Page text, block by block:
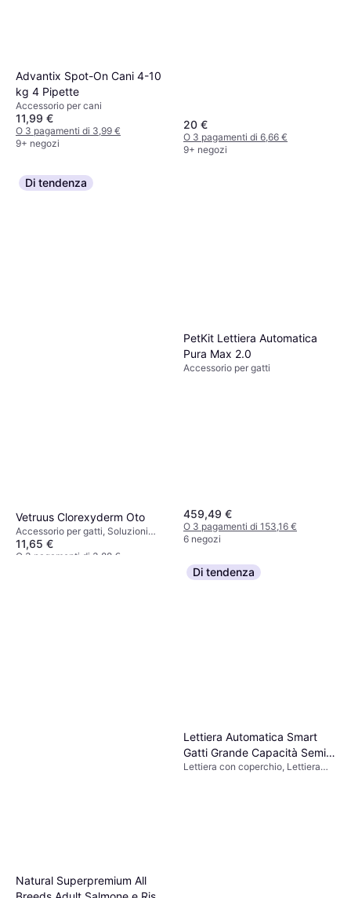
Advantix Spot-On Cani 4-10
kg 4 Pipette
Accessorio per cani
11,99 €
O 3 pagamenti di 3,99 €
9+ negozi
20 €
O 3 pagamenti di 6,66 €
9+ negozi
Di tendenza
Vetruus Clorexyderm Oto
Accessorio per gatti, Soluzioni
auricolari per cani
11,65 €
O 3 pagamenti di 3,88 €
PetKit Lettiera Automatica
Pura Max 2.0
Accessorio per gatti
459,49 €
O 3 pagamenti di 153,16 €
6 negozi
Natural Superpremium All
Di tendenza
Lettiera Automatica Smart
Gatti Grande Capacità Semi-
Chiusa
Lettiera con coperchio, Lettiera